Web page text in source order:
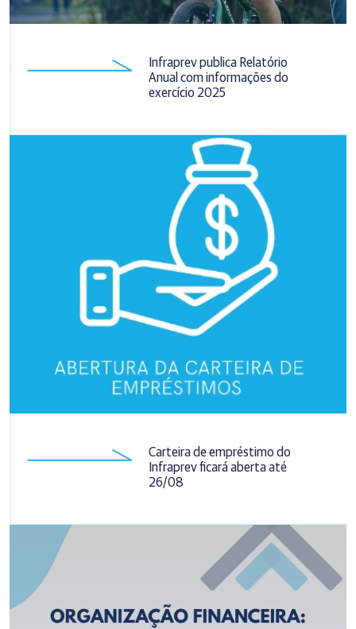
Infraprev publica Relatório
Anual com informações do
exercício 2025
Carteira de empréstimo do
Infraprev ficará aberta até
26/08